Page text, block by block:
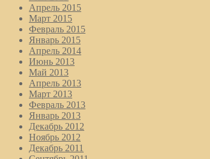
Апрель 2015
Март 2015
Февраль 2015
Январь 2015
Апрель 2014
Июнь 2013
Май 2013
Апрель 2013
Март 2013
Февраль 2013
Январь 2013
Декабрь 2012
Ноябрь 2012
Декабрь 2011